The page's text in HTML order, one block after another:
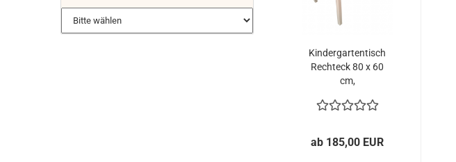
Kindergartentisch
Rechteck 80 x 60
cm,
ab 185,00 EUR